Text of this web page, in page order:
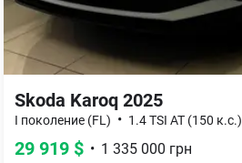
Skoda Karoq 2025
I поколение (FL) • 1.4 TSI AT (150 к.с.)
29 919 $ • 1 335 000 грн